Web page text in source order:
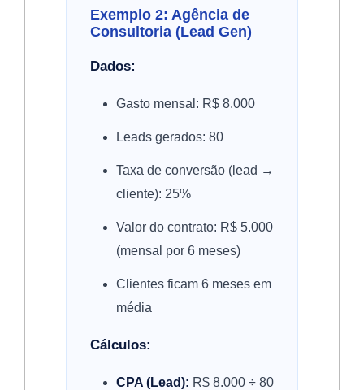
Exemplo 2: Agência de
Consultoria (Lead Gen)
Dados:
Gasto mensal: R$ 8.000
Leads gerados: 80
Taxa de conversão (lead →
cliente): 25%
Valor do contrato: R$ 5.000
(mensal por 6 meses)
Clientes ficam 6 meses em
média
Cálculos:
CPA (Lead): R$ 8.000 ÷ 80